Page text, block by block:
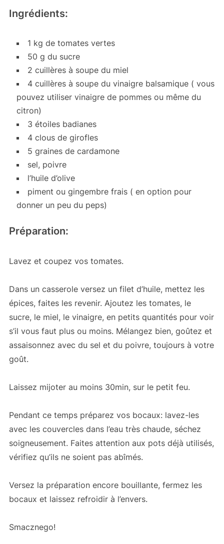
Ingrédients:
1 kg de tomates vertes
50 g du sucre
2 cuillères à soupe du miel
4 cuillères à soupe du vinaigre balsamique ( vous
pouvez utiliser vinaigre de pommes ou même du
citron)
3 étoiles badianes
4 clous de girofles
5 graines de cardamone
sel, poivre
l’huile d’olive
piment ou gingembre frais ( en option pour
donner un peu du peps)
Préparation:
Lavez et coupez vos tomates.
Dans un casserole versez un filet d’huile, mettez les
épices, faites les revenir. Ajoutez les tomates, le
sucre, le miel, le vinaigre, en petits quantités pour voir
s’il vous faut plus ou moins. Mélangez bien, goûtez et
assaisonnez avec du sel et du poivre, toujours à votre
goût.
Laissez mijoter au moins 30min, sur le petit feu.
Pendant ce temps préparez vos bocaux: lavez-les
avec les couvercles dans l’eau très chaude, séchez
soigneusement. Faites attention aux pots déjà utilisés,
vérifiez qu’ils ne soient pas abîmés.
Versez la préparation encore bouillante, fermez les
bocaux et laissez refroidir à l’envers.
Smacznego!